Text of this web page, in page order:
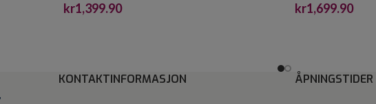
kr1,399.90 kr1,699.90
KONTAKTINFORMASJON ÅPNINGSTIDER